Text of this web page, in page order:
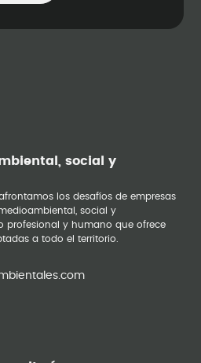
social y
los desafíos de empresas
social y
profesional y humano que ofrece
a todo el territorio.